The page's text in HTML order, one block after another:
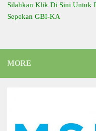
Silahkan Klik Di Sini Untuk
Sepekan GBI-KA
MORE